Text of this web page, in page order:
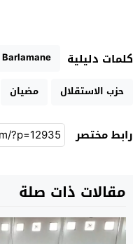
كلمات دليلية Barlamane
حزب الاستقلال
مضيان
رابط مختصر
مقالات ذات صلة